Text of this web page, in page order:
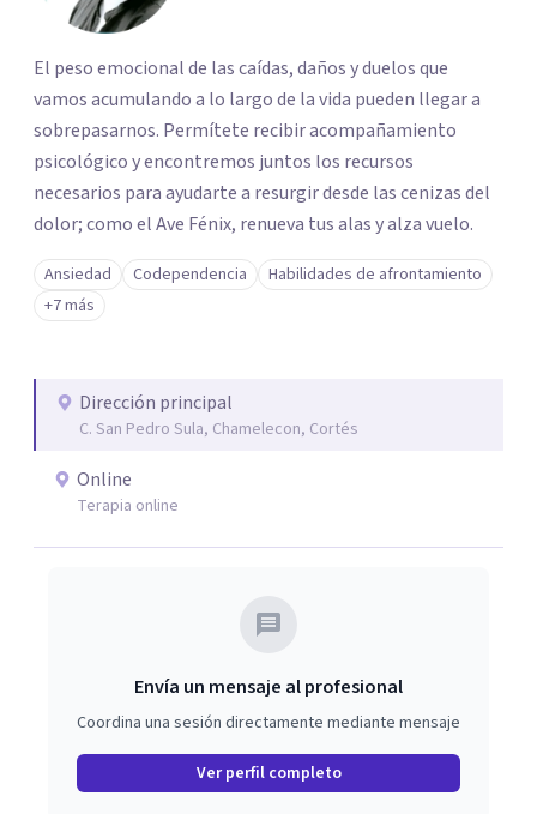
El peso emocional de las caídas, daños y duelos que
vamos acumulando a lo largo de la vida pueden llegar a
sobrepasarnos. Permítete recibir acompañamiento
psicológico y encontremos juntos los recursos
necesarios para ayudarte a resurgir desde las cenizas del
dolor; como el Ave Fénix, renueva tus alas y alza vuelo.
Ansiedad Codependencia
Habilidades de afrontamiento
+7 más
Dirección principal
C. San Pedro Sula, Chamelecon, Cortés
Online
Terapia online
Envía un mensaje al profesional
Coordina una sesión directamente mediante mensaje
Ver perfil completo